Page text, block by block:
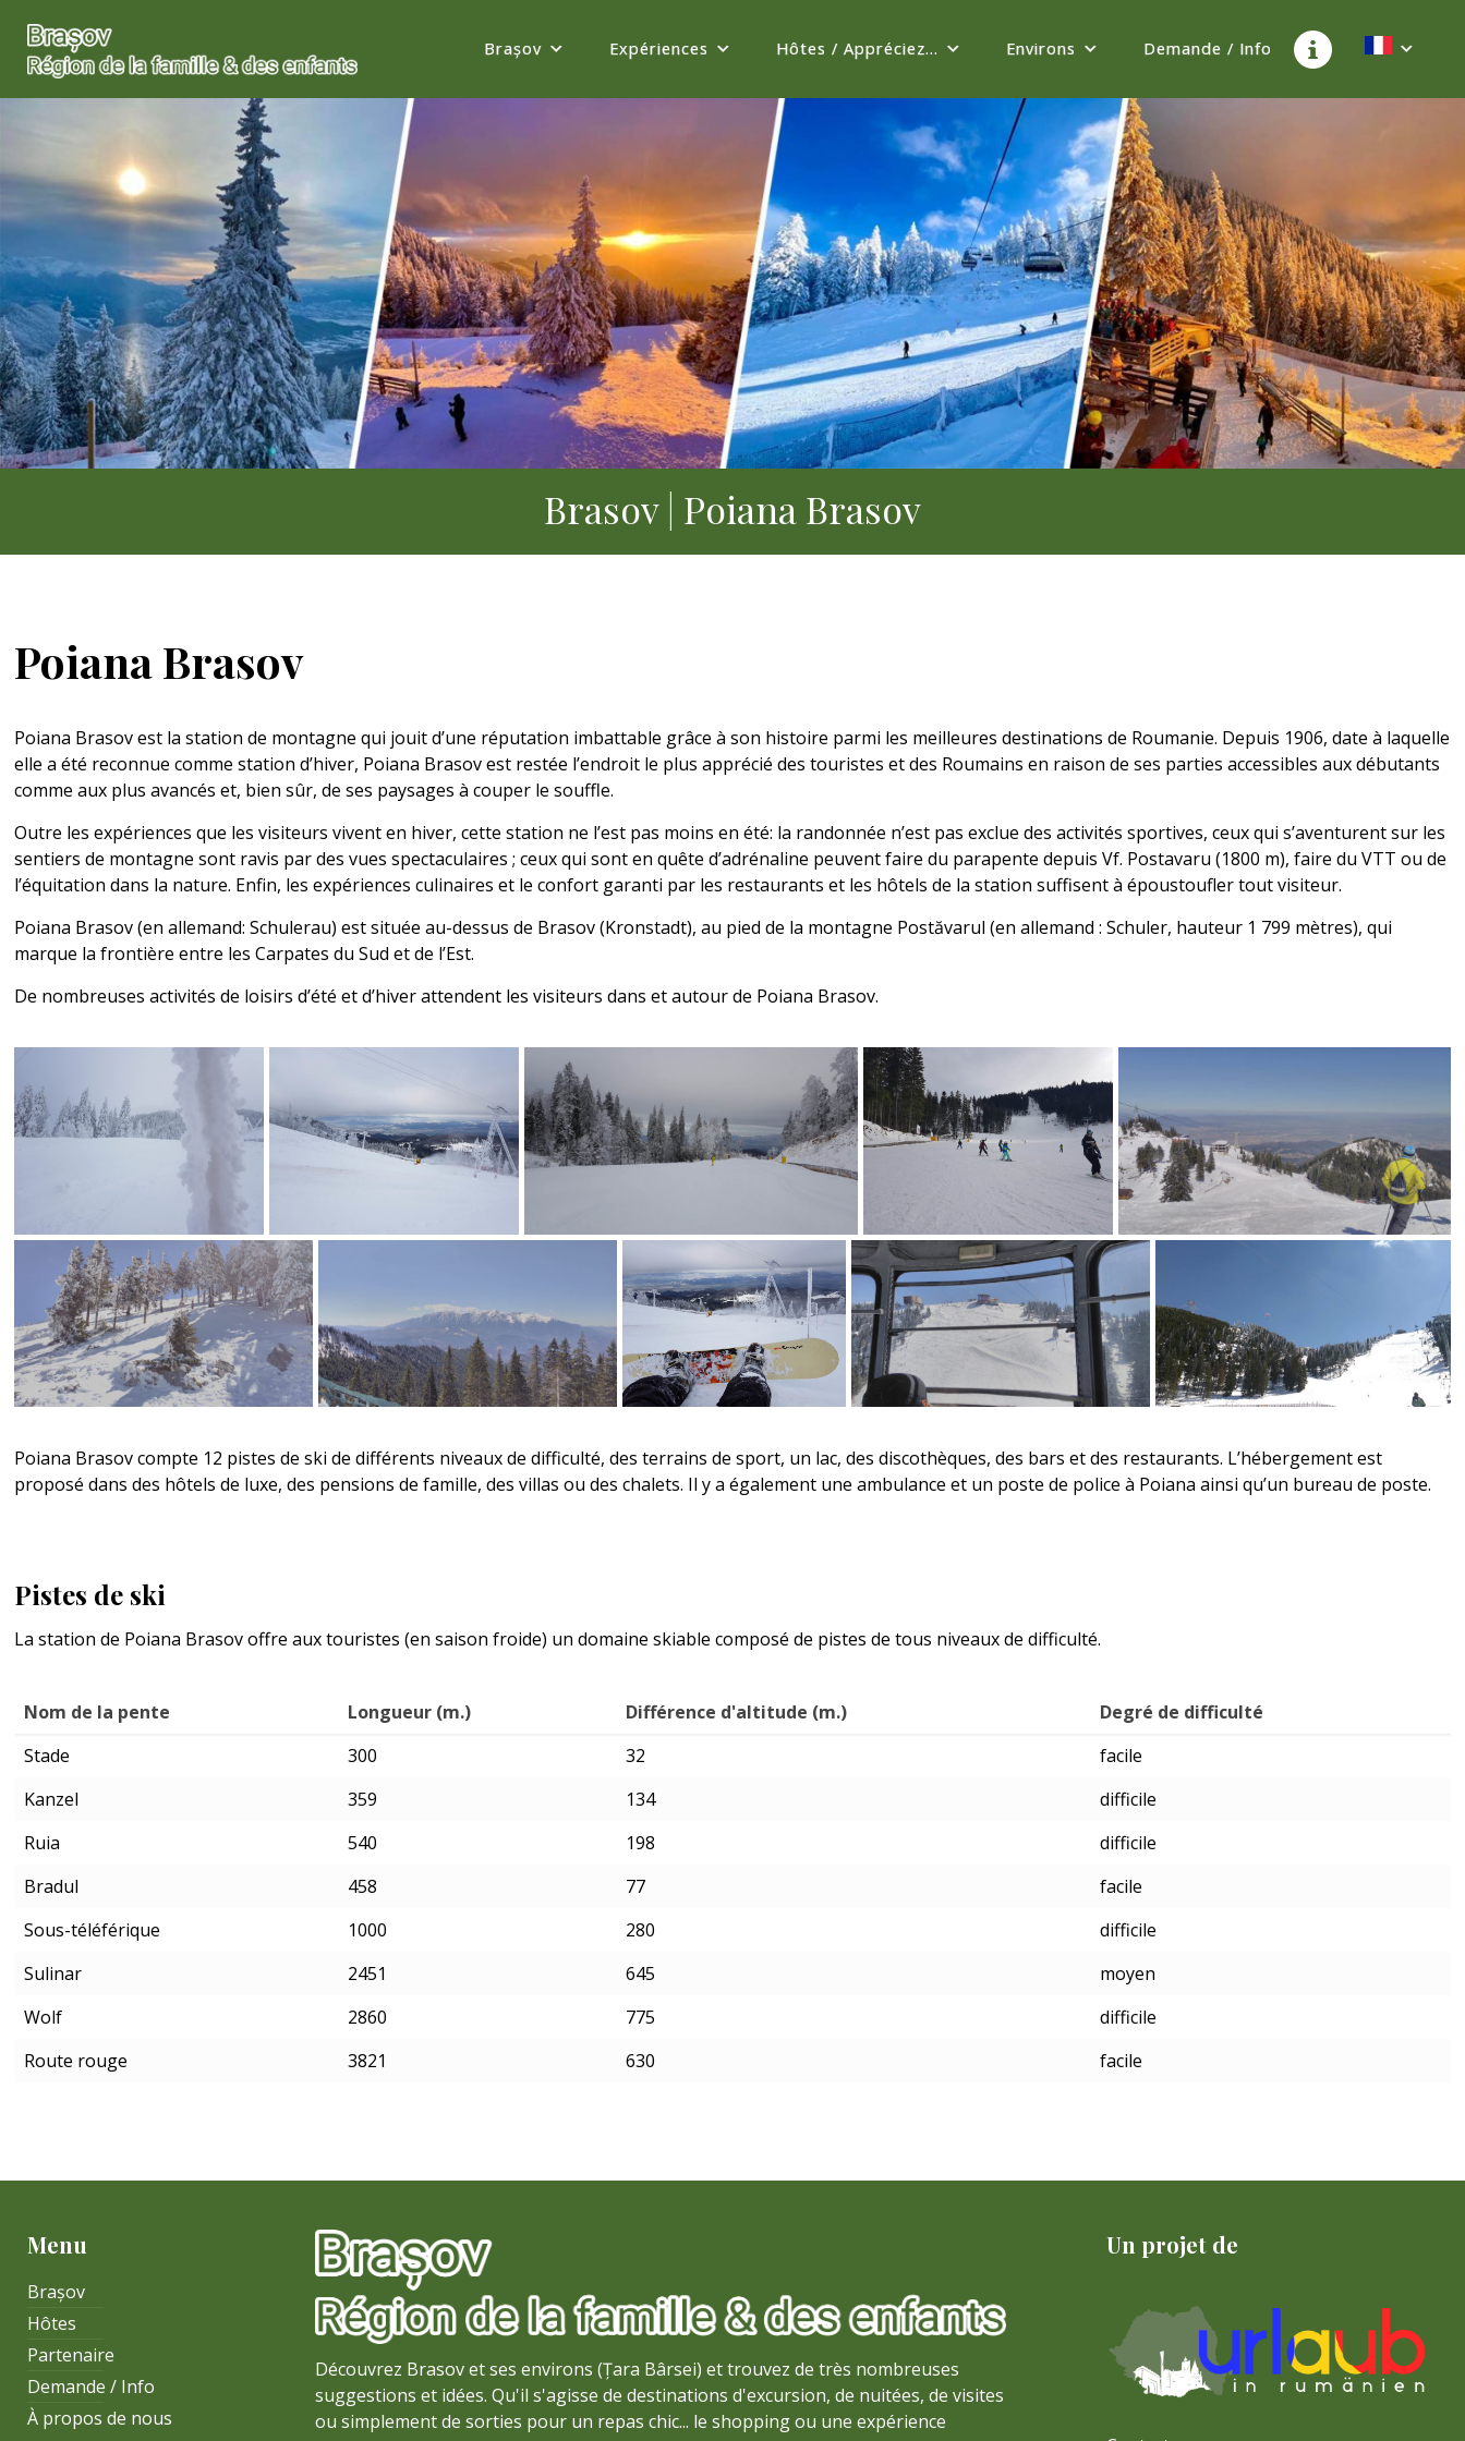
Brașov Expériences Hôtes / Appréciez... Environs Demande / Info
Brasov | Poiana Brasov
Poiana Brasov
Poiana Brasov est la station de montagne qui jouit d’une réputation imbattable grâce à son histoire parmi les meilleures destinations de Roumanie. Depuis 1906, date à laquelle
elle a été reconnue comme station d’hiver, Poiana Brasov est restée l’endroit le plus apprécié des touristes et des Roumains en raison de ses parties accessibles aux débutants
comme aux plus avancés et, bien sûr, de ses paysages à couper le souffle.
Outre les expériences que les visiteurs vivent en hiver, cette station ne l’est pas moins en été: la randonnée n’est pas exclue des activités sportives, ceux qui s’aventurent sur les
sentiers de montagne sont ravis par des vues spectaculaires ; ceux qui sont en quête d’adrénaline peuvent faire du parapente depuis Vf. Postavaru (1800 m), faire du VTT ou de
l’équitation dans la nature. Enfin, les expériences culinaires et le confort garanti par les restaurants et les hôtels de la station suffisent à époustoufler tout visiteur.
Poiana Brasov (en allemand: Schulerau) est située au-dessus de Brasov (Kronstadt), au pied de la montagne Postăvarul (en allemand : Schuler, hauteur 1 799 mètres), qui
marque la frontière entre les Carpates du Sud et de l’Est.
De nombreuses activités de loisirs d’été et d’hiver attendent les visiteurs dans et autour de Poiana Brasov.
Poiana Brasov compte 12 pistes de ski de différents niveaux de difficulté, des terrains de sport, un lac, des discothèques, des bars et des restaurants. L’hébergement est
proposé dans des hôtels de luxe, des pensions de famille, des villas ou des chalets. Il y a également une ambulance et un poste de police à Poiana ainsi qu’un bureau de poste.
Pistes de ski
La station de Poiana Brasov offre aux touristes (en saison froide) un domaine skiable composé de pistes de tous niveaux de difficulté.
Nom de la pente Longueur (m.) Différence d'altitude (m.)
Degré de difficulté
Stade
300 32
facile
Kanzel
359 134
difficile
Ruia
540 198
difficile
Bradul
458 77
facile
Sous-téléférique
1000 280
difficile
Sulinar
2451 645
moyen
Wolf
2860 775
difficile
Route rouge
3821 630 facile
Menu
Brașov
Hôtes
Partenaire
Demande / Info
À propos de nous
Découvrez Brasov et ses environs (Țara Bârsei) et trouvez de très nombreuses
suggestions et idées. Qu'il s'agisse de destinations d'excursion, de nuitées, de visites
ou simplement de sorties pour un repas chic... le shopping ou une expérience
Un projet de